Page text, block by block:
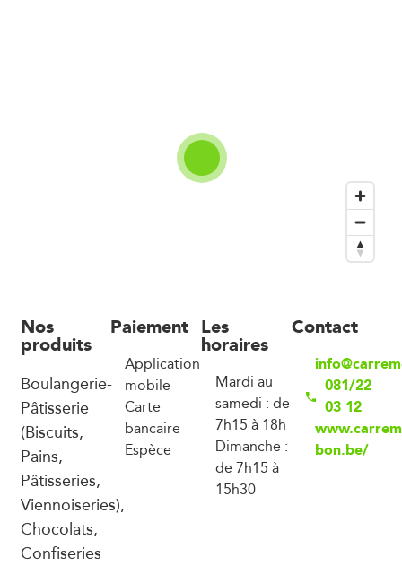
Nos
produits
Boulangerie-
Pâtisserie
(Biscuits,
Pains,
Pâtisseries,
Viennoiseries),
Chocolats,
Confiseries
Paiement
Application
mobile
Carte
bancaire
Espèce
Les
horaires
Mardi au
samedi : de
7h15 à 18h
Dimanche :
de 7h15 à
15h30
Contact
081/22
03 12
bon.be/